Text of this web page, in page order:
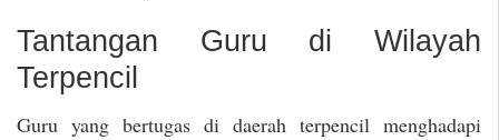
Tantangan Guru di Wilayah
Terpencil
Guru yang bertugas di daerah terpencil menghadapi